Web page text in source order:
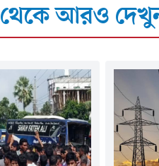
থেকে আরও